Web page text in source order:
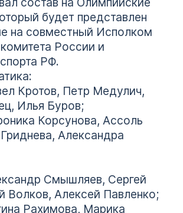
будет представлен
на совместный Исполком
России и
РФ.
Кротов, Петр Медулич,
Илья Буров;
Корсунова, Ассоль
Александра
Смышляев, Сергей
Волков, Алексей Павленко;
Рахимова, Марика